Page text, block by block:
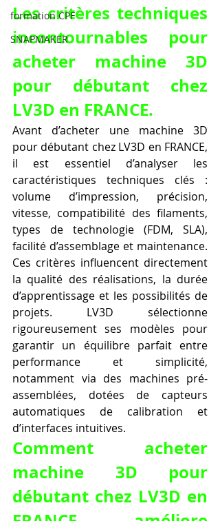
formation CPF
SNAPMAKER
Les critères techniques
incontournables pour
acheter machine 3D
pour débutant chez
LV3D en FRANCE.
Avant d’acheter une machine 3D
pour débutant chez LV3D en FRANCE,
il est essentiel d’analyser les
caractéristiques techniques clés :
volume d’impression, précision,
vitesse, compatibilité des filaments,
types de technologie (FDM, SLA),
facilité d’assemblage et maintenance.
Ces critères influencent directement
la qualité des réalisations, la durée
d’apprentissage et les possibilités de
projets. LV3D sélectionne
rigoureusement ses modèles pour
garantir un équilibre parfait entre
performance et simplicité,
notamment via des machines pré-
assemblées, dotées de capteurs
automatiques de calibration et
d’interfaces intuitives.
Comment acheter
machine 3D pour
débutant chez LV3D en